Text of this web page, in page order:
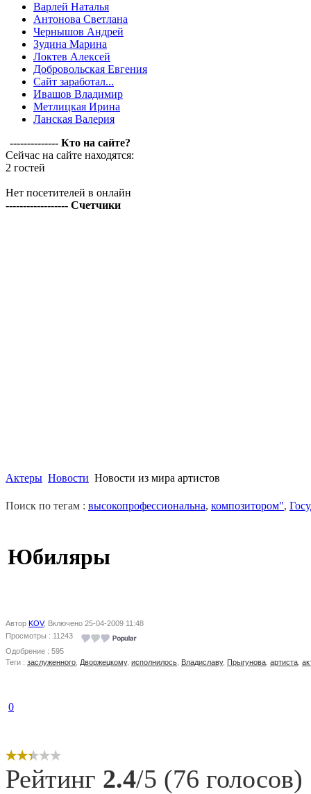
Варлей Наталья
Антонова Светлана
Чернышов Андрей
Зудина Марина
Локтев Алексей
Добровольская Евгения
Сайт заработал...
Ивашов Владимир
Метлицкая Ирина
Ланская Валерия
-------------- Кто на сайте?
Сейчас на сайте находятся:
2 гостей
Нет посетителей в онлайн
------------------ Счетчики
Актеры Новости Новости из мира артистов
Поиск по тегам : высокопрофессиональна, композитором",
Юбиляры
Автор KOV, Включено 25-04-2009 11:48
Просмотры : 11243
Одобрение : 595
Теги : заслуженного Дворжецкому, исполнилось Владиславу, Прыгунова артиста
0
Рейтинг 2.4/5 (76 голосов)